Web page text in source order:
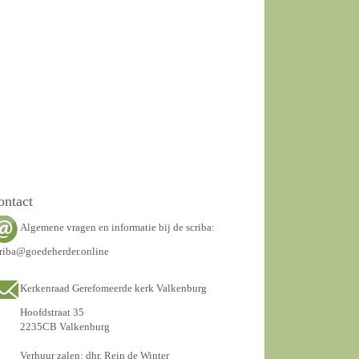
Algemene vragen en informatie bij de scriba:
Kerkenraad Gerefomeerde kerk Valkenburg
Hoofdstraat 35
2235CB Valkenburg
Verhuur zalen: dhr. Rein de Winter